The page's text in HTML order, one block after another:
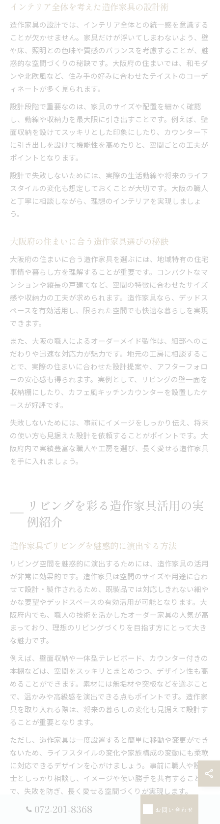
インテリア全体を考えた造作家具の設計術
造作家具の設計では、インテリア全体との統一感を意識する
ことが欠かせません。家具だけが浮いてしまわないよう、壁
や床、照明との色味や質感のバランスを考慮することが、魅
惑的な空間づくりの秘訣です。大阪府の住まいでは、和モダ
ンや北欧風など、住み手の好みに合わせたテイストのコーデ
ィネートが多く見られます。
設計段階で重要なのは、家具のサイズや配置を細かく確認
し、動線や収納力を最大限に引き出すことです。例えば、壁
面収納を設けてスッキリとした印象にしたり、カウンター下
に引き出しを設けて機能性を高めたりと、空間ごとの工夫が
ポイントとなります。
設計で失敗しないためには、実際の生活動線や将来のライフ
スタイルの変化も想定しておくことが大切です。大阪の職人
と丁寧に相談しながら、理想のインテリアを実現しましょ
う。
大阪府の住まいに合う造作家具選びの秘訣
大阪府の住まいに合う造作家具を選ぶには、地域特有の住宅
事情や暮らし方を理解することが重要です。コンパクトなマ
ンションや縦長の戸建てなど、空間の特徴に合わせたサイズ
感や収納力の工夫が求められます。造作家具なら、デッドス
ペースを有効活用し、限られた空間でも快適な暮らしを実現
できます。
また、大阪の職人によるオーダーメイド製作は、細部へのこ
だわりや迅速な対応力が魅力です。地元の工房に相談するこ
とで、実際の住まいに合わせた設計提案や、アフターフォロ
ーの安心感も得られます。実例として、リビングの壁一面を
収納棚にしたり、カフェ風キッチンカウンターを設置したケ
ースが好評です。
失敗しないためには、事前にイメージをしっかり伝え、将来
の使い方も見据えた設計を依頼することがポイントです。大
阪府内で実績豊富な職人や工房を選び、長く愛せる造作家具
を手に入れましょう。
リビングを彩る造作家具活用の実
例紹介
造作家具でリビングを魅惑的に演出する方法
リビング空間を魅惑的に演出するためには、造作家具の活用
が非常に効果的です。造作家具は空間のサイズや用途に合わ
せて設計・製作されるため、既製品では対応しきれない細や
かな要望やデッドスペースの有効活用が可能となります。大
阪府内でも、職人の技術を活かしたオーダー家具の人気が高
まっており、理想のリビングづくりを目指す方にとって大き
な魅力です。
例えば、壁面収納や一体型テレビボード、カウンター付きの
本棚などは、空間をスッキリとまとめつつ、デザイン性も高
めることができます。素材には無垢材や突板などを選ぶこと
で、温かみや高級感を演出できる点もポイントです。造作家
具を取り入れる際は、将来の暮らしの変化も見据えて設計す
ることが重要となります。
ただし、造作家具は一度設置すると簡単に移動や変更ができ
ないため、ライフスタイルの変化や家族構成の変動にも柔軟
に対応できるデザインを心がけましょう。事前に職人や設計
士としっかり相談し、イメージや使い勝手を共有すること
で、失敗を防ぎ、長く愛せる空間づくりが実現します。
大阪府の実例に学ぶ造作家具の活用術
072-201-8368 お問い合わせ